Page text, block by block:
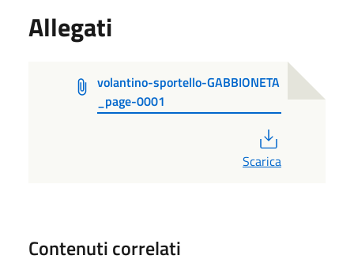
Allegati
volantino-sportello-GABBIONETA
_page-0001
Scarica
Contenuti correlati